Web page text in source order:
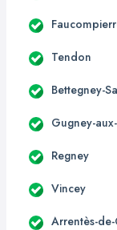
Tendon
Bettegney-
Gugney-
Regney
Vincey
Arrentès-